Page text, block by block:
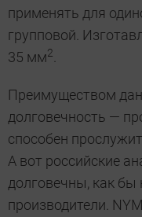
применять для
групповой.
35 мм2
Преимуществом
долговечность —
способен
А вот российские
долговечны, как
производители.